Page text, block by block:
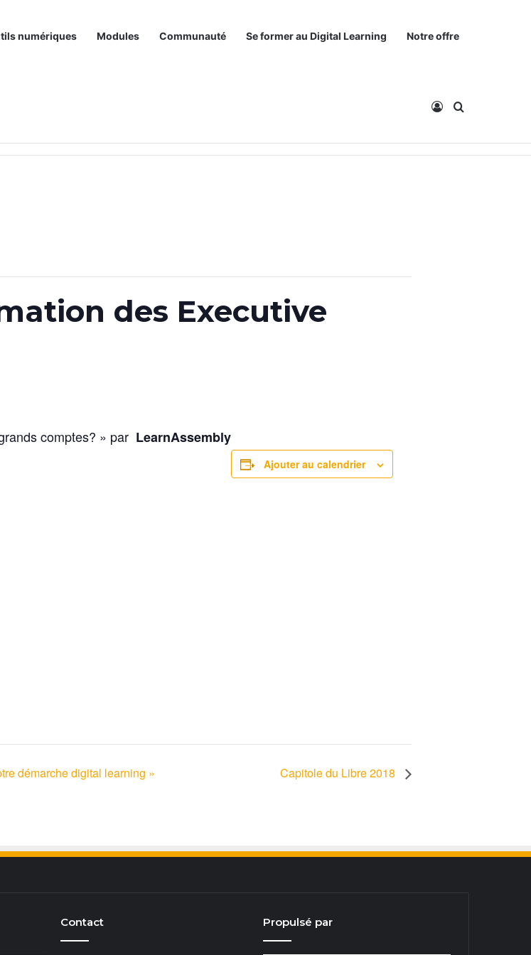
numériques Modules Communauté Se former au Digital Learning Notre offre
Connexion
Rechercher
des Executive
comptes? » par LearnAssembly
Ajouter au calendrier
démarche digital learning » Capitole du Libre 2018
Contact Propulsé par